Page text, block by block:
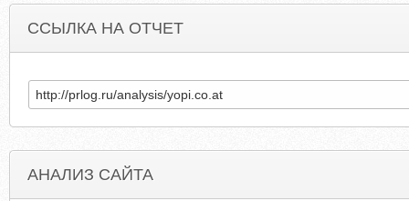
ССЫЛКА НА ОТЧЕТ
АНАЛИЗ САЙТА